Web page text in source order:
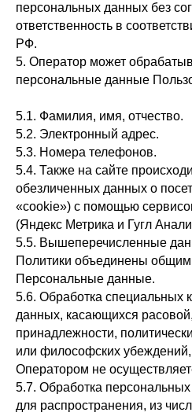
персональных данных без
ответственность в
РФ.
5. Оператор может
персональные данные
5.1. Фамилия, имя, отчество.
5.2. Электронный адрес.
5.3. Номера телефонов.
5.4. Также на сайте
обезличенных данных о
«cookie») с помощью
(Яндекс Метрика и Гугл
5.5. Вышеперечисленные
Политики объединены
Персональные данные.
5.6. Обработка специальных
данных, касающихся
принадлежности,
или философских
Оператором не
5.7. Обработка
для распространения, из